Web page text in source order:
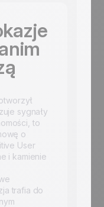
sygnały
to
o
User
i kamienie
trafia do